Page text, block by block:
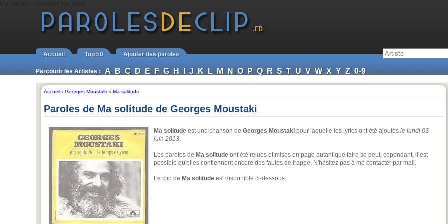
Accueil Top 50 Ajouter des paroles
Parcourir les Artistes : A B C D E F G H I J K L M N O P Q R S T U V W X Y Z 0-9
Accueil › Georges Moustaki ›› Ma solitude
Paroles de Ma solitude de Georges Moustaki
Ma solitude est une chanson de Georges Moustaki pour laquelle les lyrics ont été ajoutés le lundi 03
juin 2013.
Les paroles de Ma solitude ont été relues et mises en page autant que faire se peut, cependant, il est
possible qu'elles contiennent encore des fautes de frappe. N'hésitez pas à me contacter par mail.
Le clip de Ma solitude est disponible ci-dessous.